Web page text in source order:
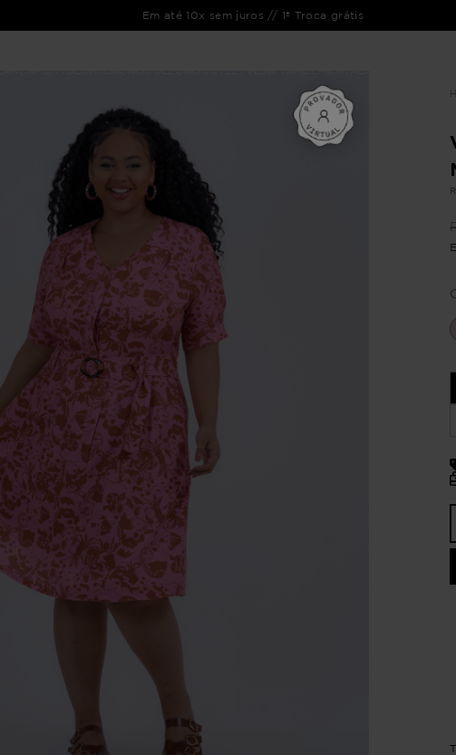
Em até 10x sem juros // 1ª Troca grátis